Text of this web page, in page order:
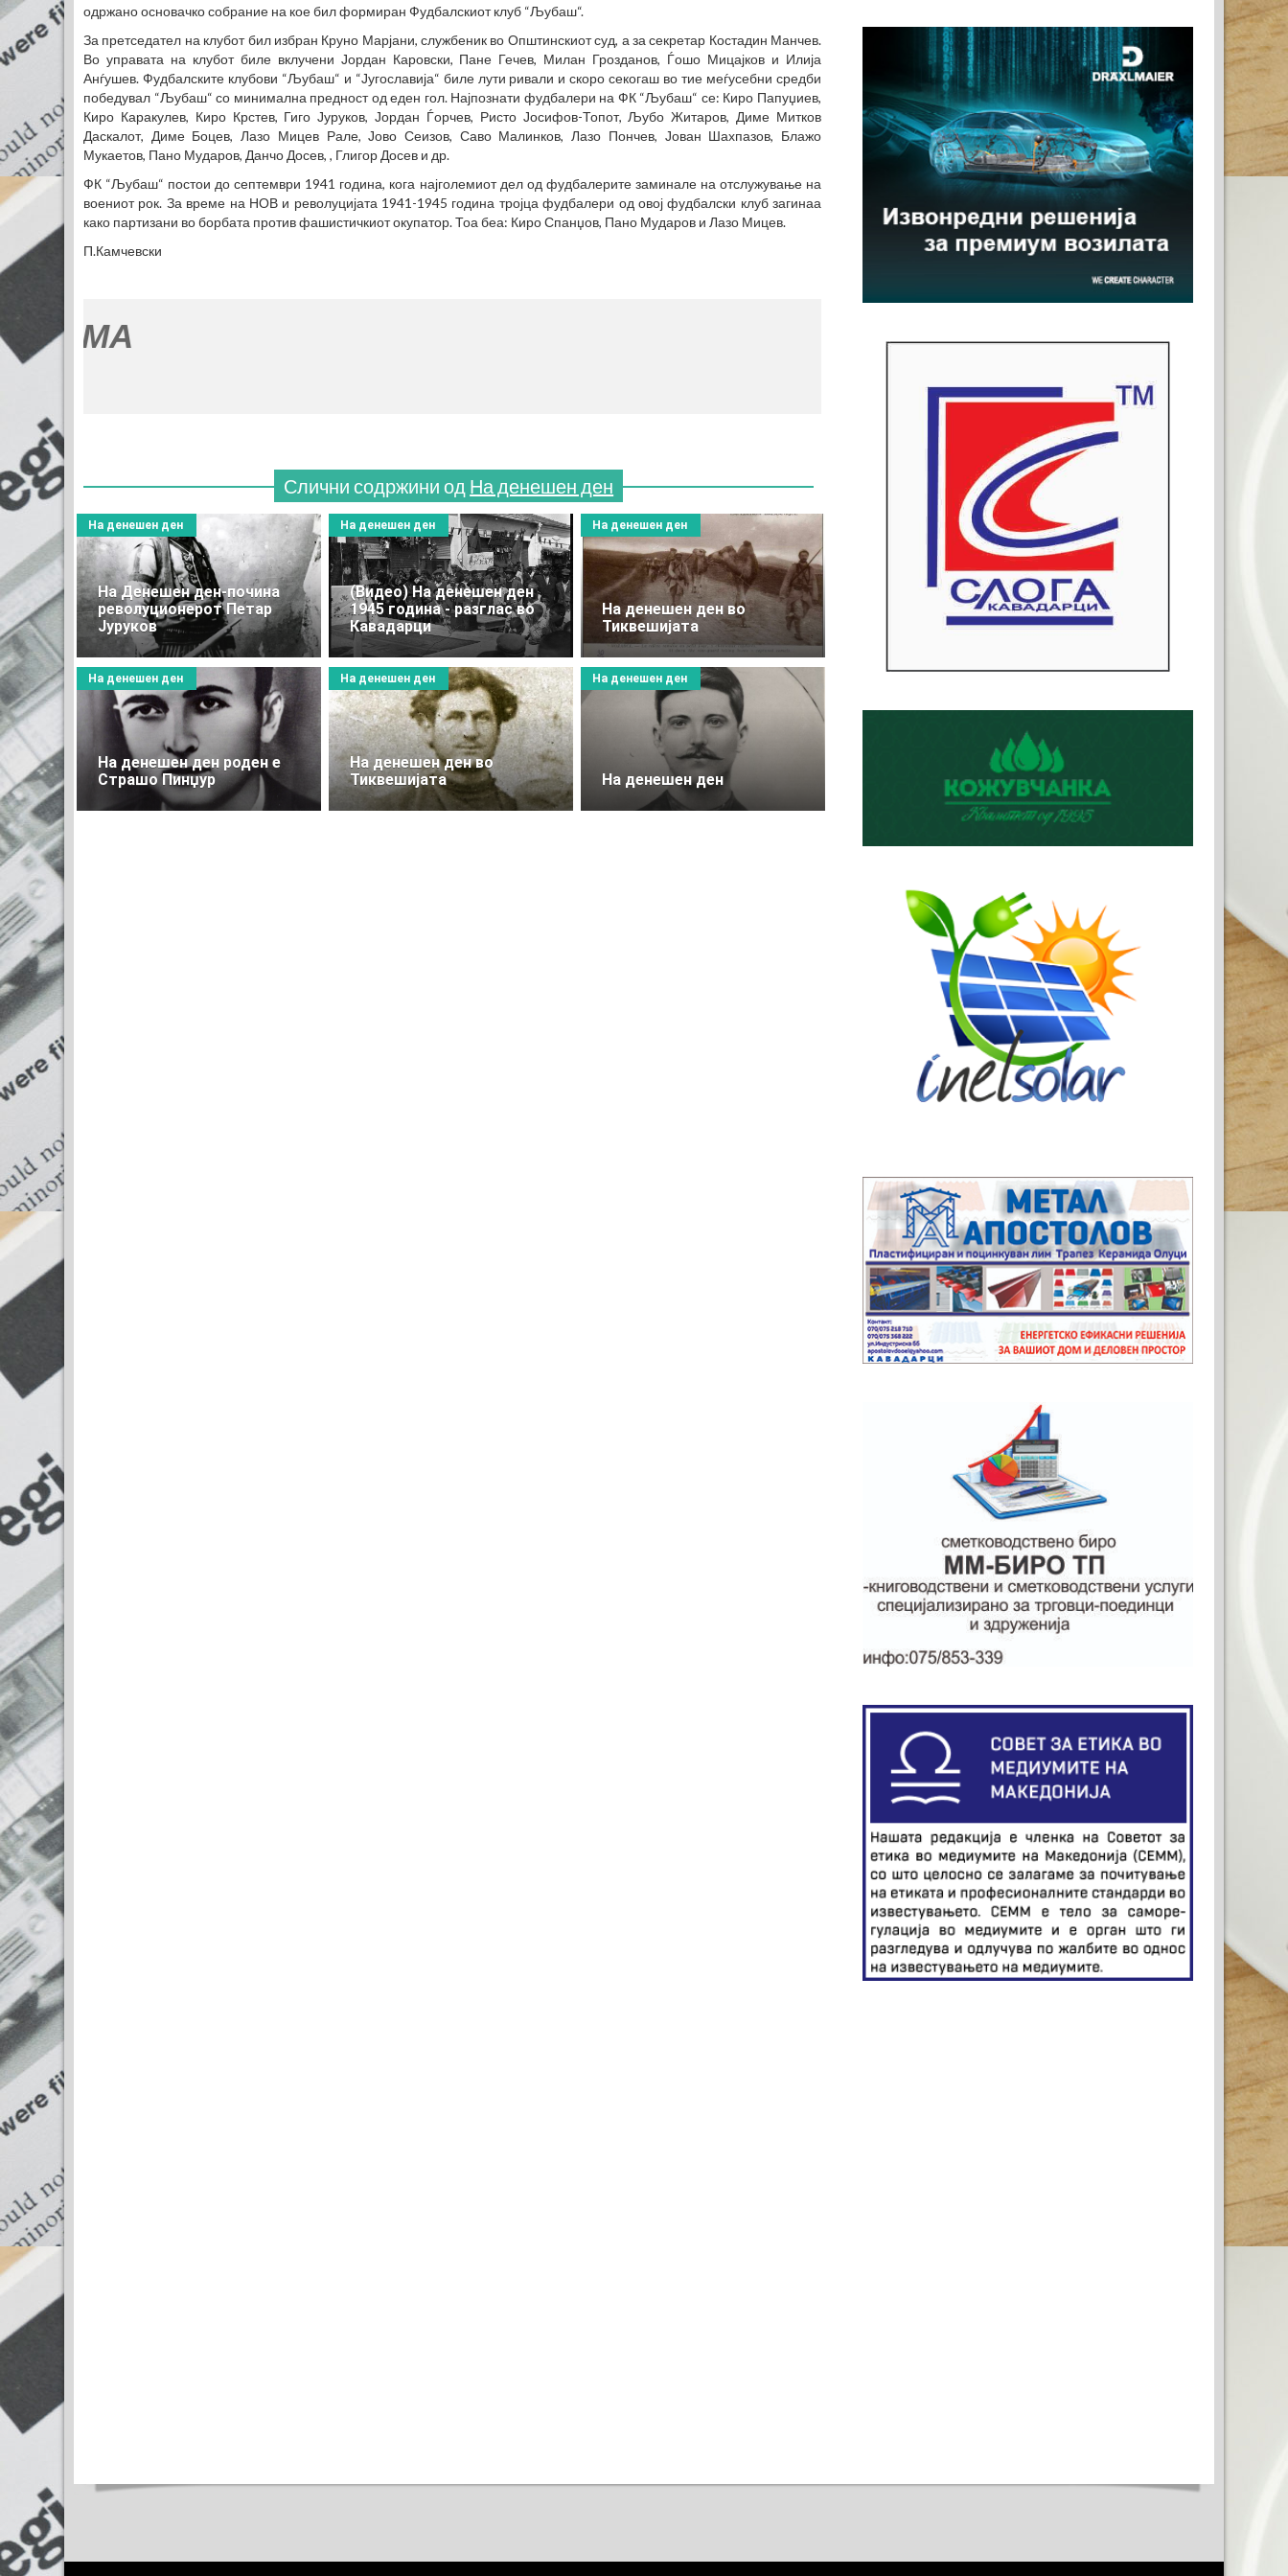
одржано основачко собрание на кое бил формиран Фудбалскиот клуб “Љубаш“.
За претседател на клубот бил избран Круно Марјани, службеник во Општинскиот суд, а за секретар Костадин Манчев.
Во управата на клубот биле вклучени Јордан Каровски, Пане Гечев, Милан Грозданов, Ѓошо Мицајков и Илија
Анѓушев. Фудбалските клубови “Љубаш“ и “Југославија“ биле лути ривали и скоро секогаш во тие меѓусебни средби
победувал “Љубаш“ со минимална предност од еден гол. Најпознати фудбалери на ФК “Љубаш“ се: Киро Папуџиев,
Киро Каракулев, Киро Крстев, Гиго Јуруков, Јордан Ѓорчев, Ристо Јосифов-Топот, Љубо Житаров, Диме Митков
Даскалот, Диме Боцев, Лазо Мицев Рале, Јово Сеизов, Саво Малинков, Лазо Пончев, Јован Шахпазов, Блажо
Мукаетов, Пано Мударов, Данчо Досев, , Глигор Досев и др.
ФК “Љубаш“ постои до септември 1941 година, кога најголемиот дел од фудбалерите заминале на отслужување на
воениот рок. За време на НОВ и револуцијата 1941-1945 година тројца фудбалери од овој фудбалски клуб загинаа
како партизани во борбата против фашистичкиот окупатор. Тоа беа: Киро Спанџов, Пано Мударов и Лазо Мицев.
П.Камчевски
МЕСТО ЗА ВАШАТА РЕКЛАМА
Слични содржини од На денешен ден
На Денешен ден-почина
револуционерот Петар
Јуруков
На денешен ден
(Видео) На денешен ден
1945 година - разглас во
Кавадарци
На денешен ден
На денешен ден во
Тиквешијата
На денешен ден
На денешен ден роден е
Страшо Пинџур
На денешен ден
На денешен ден во
Тиквешијата
На денешен ден
На денешен ден
На денешен ден